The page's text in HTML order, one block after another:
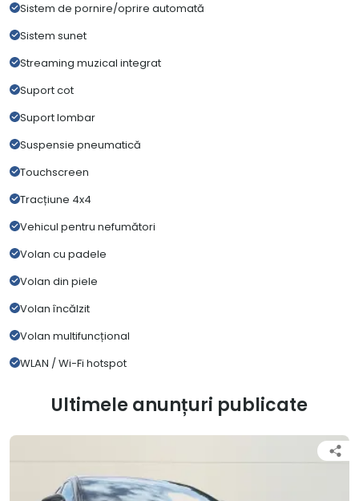
Sistem de pornire/oprire automată
Sistem sunet
Streaming muzical integrat
Suport cot
Suport lombar
Suspensie pneumatică
Touchscreen
Tracțiune 4x4
Vehicul pentru nefumători
Volan cu padele
Volan din piele
Volan încălzit
Volan multifuncțional
WLAN / Wi-Fi hotspot
Ultimele anunțuri publicate